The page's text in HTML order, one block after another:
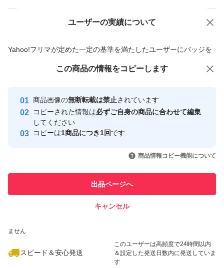
ります。
・サイズは平置き採寸のため多少の誤差が生じる場合があ
・簡易包装・コンパクト梱包で発送いたします。
・万が一商品に不備があった場合は、評価前に取引メッセ
ユーザーの実績について
Yahoo!フリマが定めた一定の基準を満たしたユーザーにバッジを
付与しています
安心取引出品者
心・安全なユーザーです
取引実績
引を完了させた実績があります
での取引実績があります
ません
スピード＆安心発送
このユーザーは高頻度で24時間以内
＆設定した発送日数内に発送していま
す
価格の相談 商品への質問
この商品の情報をコピーします
商品画像の無断転載は禁止されています
コピーされた情報は必ずご自身の商品に合わせて編集
してください
コピーは1商品につき1回です
商品情報コピー機能について
出品ページへ
キャンセル
この商品をみている人にオススメ